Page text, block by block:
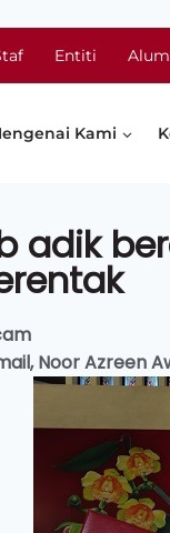
Entiti
Kami
adik
Noor Azreen